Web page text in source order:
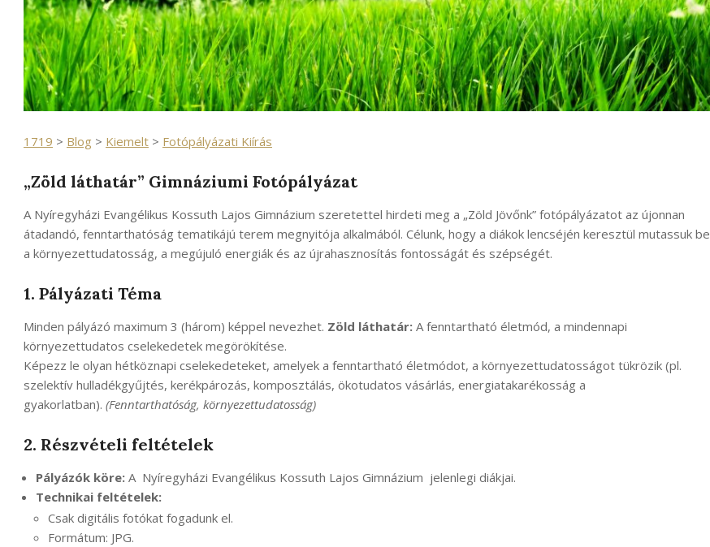
1719 > Blog > Kiemelt > Fotópályázati Kiírás
„Zöld láthatár” Gimnáziumi Fotópályázat
A Nyíregyházi Evangélikus Kossuth Lajos Gimnázium szeretettel hirdeti meg a „Zöld Jövőnk” fotópályázatot az újonnan
átadandó, fenntarthatóság tematikájú terem megnyitója alkalmából. Célunk, hogy a diákok lencséjén keresztül mutassuk be
a környezettudatosság, a megújuló energiák és az újrahasznosítás fontosságát és szépségét.
1. Pályázati Téma
Minden pályázó maximum 3 (három) képpel nevezhet. Zöld láthatár: A fenntartható életmód, a mindennapi
környezettudatos cselekedetek megörökítése.
Képezz le olyan hétköznapi cselekedeteket, amelyek a fenntartható életmódot, a környezettudatosságot tükrözik (pl.
szelektív hulladékgyűjtés, kerékpározás, komposztálás, ökotudatos vásárlás, energiatakarékosság a
gyakorlatban). (Fenntarthatóság, környezettudatosság)
2. Részvételi feltételek
Pályázók köre: A Nyíregyházi Evangélikus Kossuth Lajos Gimnázium jelenlegi diákjai.
Technikai feltételek:
Csak digitális fotókat fogadunk el.
Formátum: JPG.